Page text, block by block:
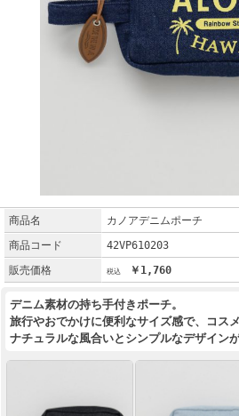
商品名
カノアデニムポーチ
商品コード
42VP610203
販売価格
￥1,760
デニム素材の持ち手付きポーチ。
旅行やおでかけに便利なサイズ感で、コス
ナチュラルな風合いとシンプルなデザインが